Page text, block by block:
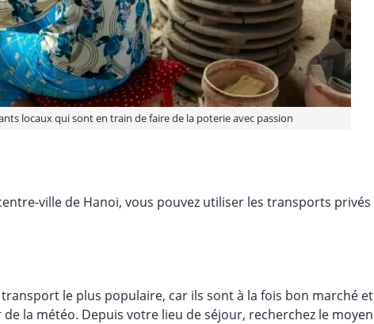
locaux qui sont en train de faire de la poterie avec passion
ville de Hanoi, vous pouvez utiliser les transports privés
le plus populaire, car ils sont à la fois bon marché et
la météo. Depuis votre lieu de séjour, recherchez le moyen